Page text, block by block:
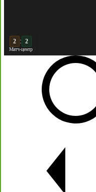
3 :
Матч-центр